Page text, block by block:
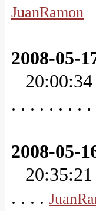
JuanRamon
2008-05-
20:00:34
. . . . . . . . .
2008-05-
20:35:21
. . . .